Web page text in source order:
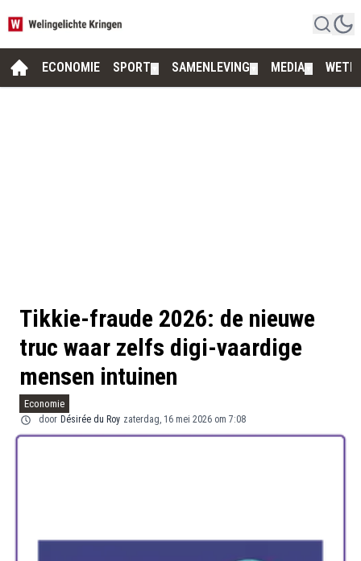
ECONOMIE SPORT SAMENLEVING MEDIA
Tikkie-fraude 2026: de nieuwe
truc waar zelfs digi-vaardige
mensen intuinen
Economie
door Désirée du Roy zaterdag, 16 mei 2026 om 7:08